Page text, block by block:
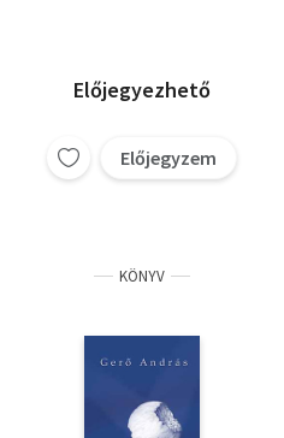
Előjegyezhető
Előjegyzem
KÖNYV